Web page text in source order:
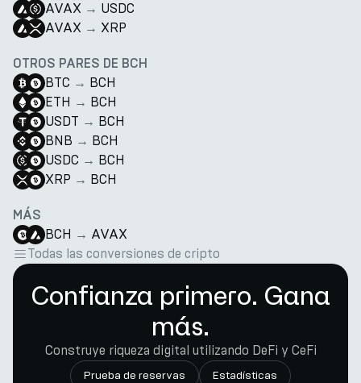
AVAX → USDC
AVAX → XRP
OTROS PARES DE BCH
BTC → BCH
ETH → BCH
USDT → BCH
BNB → BCH
USDC → BCH
XRP → BCH
MÁS
BCH → AVAX
Todas las conversiones de cripto
Confianza primero. Gana
más.
Construye riqueza digital utilizando DeFi y CeFi
Prueba de reservas Estadísticas